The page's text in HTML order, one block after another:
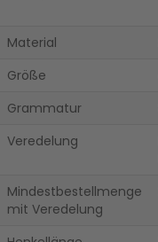
Material
Größe
Grammatur
Veredelung
Mindestbestellmenge
mit Veredelung